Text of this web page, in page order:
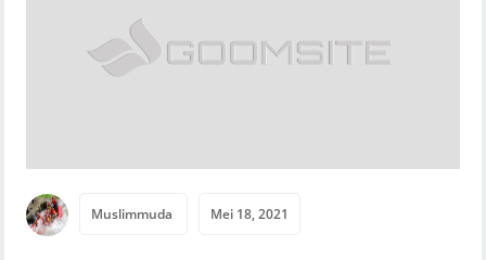
Muslimmuda Mei 18, 2021